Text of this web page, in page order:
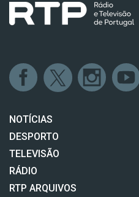
NOTÍCIAS
DESPORTO
TELEVISÃO
RÁDIO
RTP ARQUIVOS